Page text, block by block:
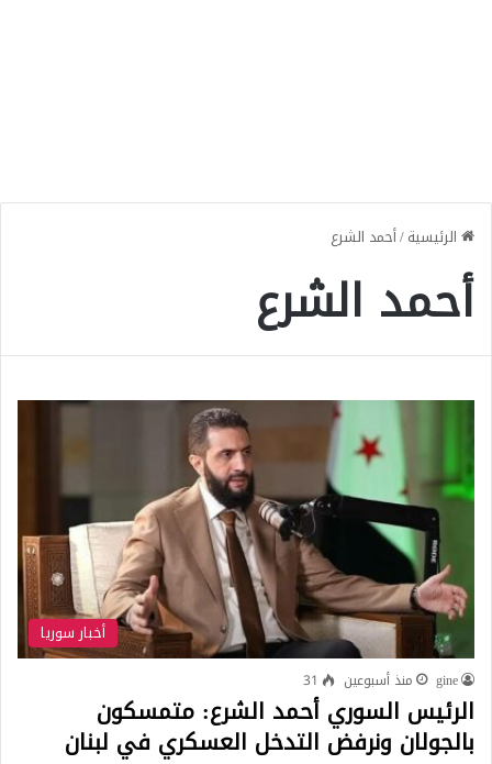
الرئيسية/أحمد الشرع
أحمد الشرع
أخبار سوريا
gine منذ أسبوعين 31
الرئيس السوري أحمد الشرع: متمسكون
بالجولان ونرفض التدخل العسكري في لبنان